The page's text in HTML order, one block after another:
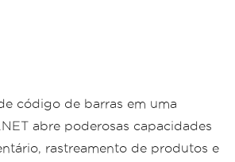
código de barras em uma
abre poderosas capacidades
rastreamento de produtos e